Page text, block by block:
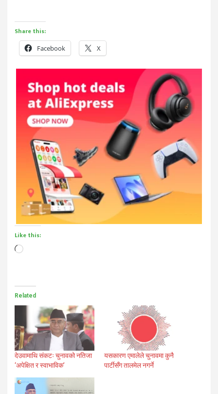
Share this:
Facebook X
Like this:
Loading…
Related
देउवामाथि संकटः चुनावको नतिजा
‘अपेक्षित र स्वाभाविक’
यसकारण एमालेले चुनावमा कुनै
पार्टीसँग तालमेल नगर्ने